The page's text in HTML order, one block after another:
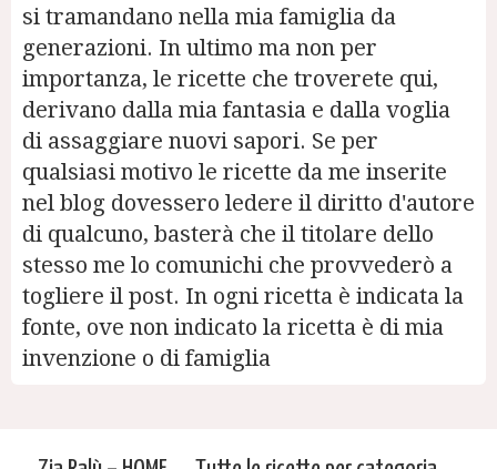
si tramandano nella mia famiglia da
generazioni. In ultimo ma non per
importanza, le ricette che troverete qui,
derivano dalla mia fantasia e dalla voglia
di assaggiare nuovi sapori. Se per
qualsiasi motivo le ricette da me inserite
nel blog dovessero ledere il diritto d'autore
di qualcuno, basterà che il titolare dello
stesso me lo comunichi che provvederò a
togliere il post. In ogni ricetta è indicata la
fonte, ove non indicato la ricetta è di mia
invenzione o di famiglia